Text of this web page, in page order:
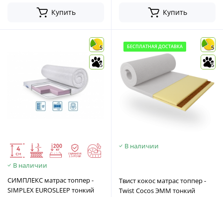
Купить Купить
5
5
В наличии
СИМПЛЕКС матраc топпер -
SIMPLEX EUROSLEEP тонкий
БЕСПЛАТНАЯ ДОСТАВКА 5
5
В наличии
Твист кокос матрас топпер -
Twist Cocos ЭММ тонкий